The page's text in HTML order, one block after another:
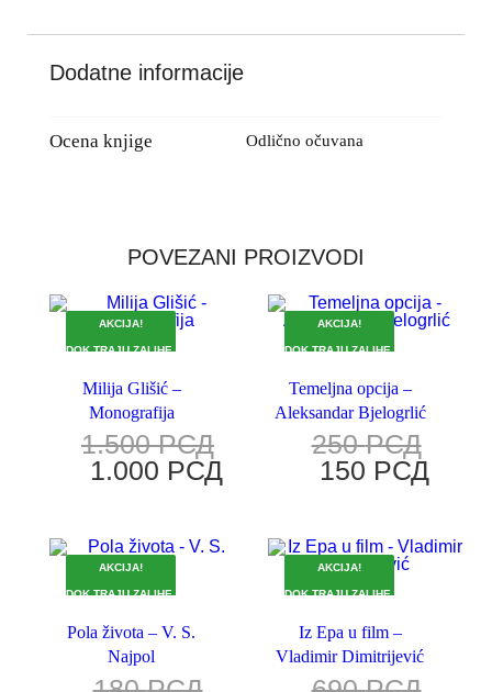
Dodatne informacije
Ocena knjige Odlično očuvana
POVEZANI PROIZVODI
AKCIJA!
DOK TRAJU ZALIHE.
Milija Glišić –
Monografija
1.500РСД
1.000 РСД
AKCIJA!
DOK TRAJU ZALIHE.
Temeljna opcija –
Aleksandar Bjelogrlić
250РСД
150 РСД
AKCIJA!
DOK TRAJU ZALIHE.
Pola života – V. S.
Najpol
AKCIJA!
DOK TRAJU ZALIHE.
Iz Epa u film –
Vladimir Dimitrijević